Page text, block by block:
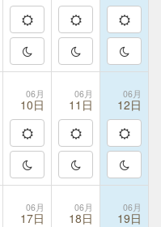
06月
10日
06月
11日
06月
12日
06月
17日
06月
18日
06月
19日